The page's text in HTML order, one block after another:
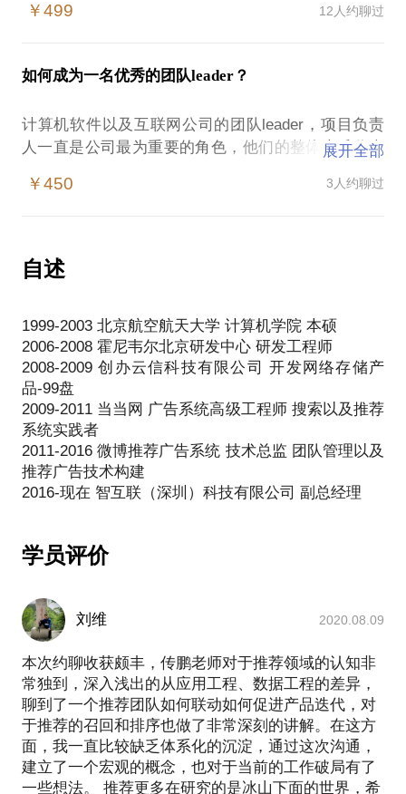
推荐系统包括什么？
系统中会遇到哪些问题？如何解决？
如何不断提高推荐效果？
如何构建推荐团队？
￥499 12人约聊过
如何成为一名优秀的团队leader？
计算机软件以及互联网公司的团队leader，项目负责
人一直是公司最为重要的角色，他们的整体素质代表
的不到相关的培训和传授，显得不知如何掌控团队以
遇：
1）如何管理团队？
3）如何提升自己？
我在2008年开始作为leader带领团队工作，在不同性
质的公司都做过项目负责人以及团队leader，新浪微
博推荐广告团队总监，现任智互联（深圳）科技有限
公司的副总经理
我愿意与你分享的内容包括：
1）管理自己、下属、上司以及平级
2）帮助提升项目领导力
竟一小时的谈话只能解决一个小问题。请把你的问题
展开全部
￥450 3人约聊过
自述
1999-2003 北京航空航天大学 计算机学院 本硕
2006-2008 霍尼韦尔北京研发中心 研发工程师
2008-2009 创办云信科技有限公司 开发网络存储产
品-99盘
2009-2011 当当网 广告系统高级工程师 搜索以及推荐
系统实践者
2011-2016 微博推荐广告系统 技术总监 团队管理以及
推荐广告技术构建
学员评价
刘维 2020.08.09
本次约聊收获颇丰，传鹏老师对于推荐领域的认知非
常独到，深入浅出的从应用工程、数据工程的差异，
聊到了一个推荐团队如何联动如何促进产品迭代，对
于推荐的召回和排序也做了非常深刻的讲解。在这方
面，我一直比较缺乏体系化的沉淀，通过这次沟通，
建立了一个宏观的概念，也对于当前的工作破局有了
一些想法。 推荐更多在研究的是冰山下面的世界，希